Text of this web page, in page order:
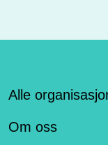
Alle
Om oss